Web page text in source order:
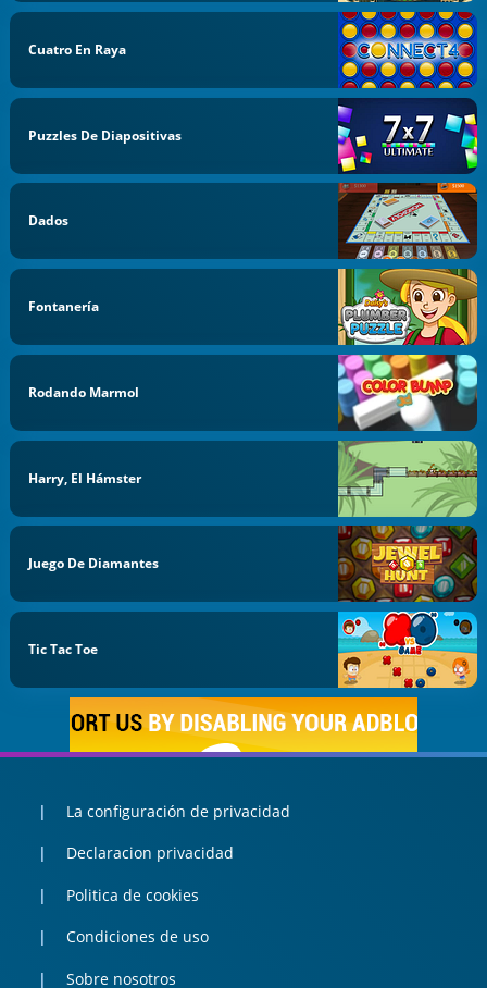
Cuatro En Raya
Puzzles De Diapositivas
Dados
Fontanería
Rodando Marmol
Harry, El Hámster
Juego De Diamantes
Tic Tac Toe
La configuración de privacidad
Declaracion privacidad
Politica de cookies
Condiciones de uso
Sobre nosotros